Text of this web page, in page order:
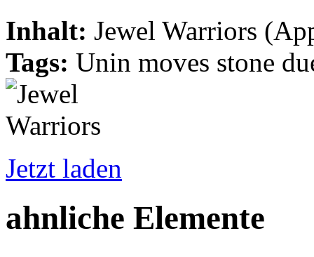
Inhalt: Jewel Warriors
Tags: Unin moves stone
Jetzt laden
ahnliche Elemente